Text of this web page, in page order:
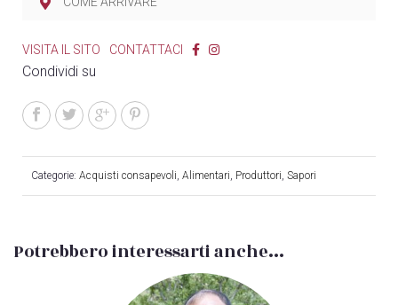
VISITA IL SITO CONTATTACI
Condividi su
Categorie: Acquisti consapevoli Alimentari Produttori Sapori
Potrebbero interessarti anche...